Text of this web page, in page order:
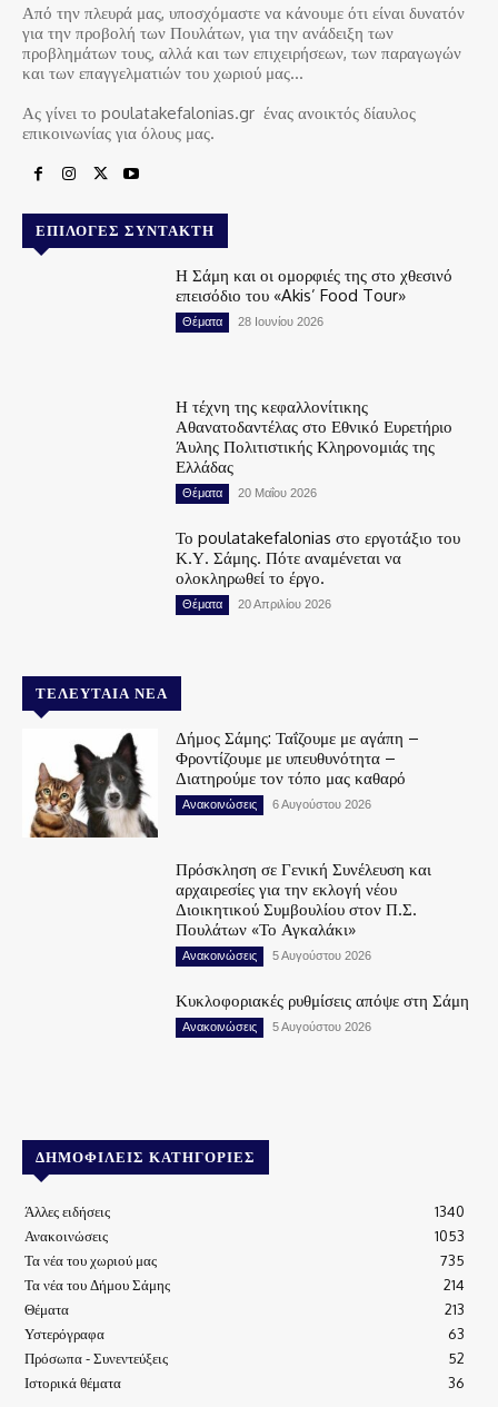
Από την πλευρά μας, υποσχόμαστε να κάνουμε ότι είναι δυνατόν
για την προβολή των Πουλάτων, για την ανάδειξη των
προβλημάτων τους, αλλά και των επιχειρήσεων, των παραγωγών
και των επαγγελματιών του χωριού μας…
Ας γίνει το poulatakefalonias.gr ένας ανοικτός δίαυλος
επικοινωνίας για όλους μας.
ΕΠΙΛΟΓΈΣ ΣΥΝΤΆΚΤΗ
Η Σάμη και οι ομορφιές της στο χθεσινό
επεισόδιο του «Akis’ Food Tour»
Θέματα 28 Ιουνίου 2026
Η τέχνη της κεφαλλονίτικης
Αθανατοδαντέλας στο Εθνικό Ευρετήριο
Άυλης Πολιτιστικής Κληρονομιάς της
Ελλάδας
Θέματα 20 Μαΐου 2026
Το poulatakefalonias στο εργοτάξιο του
Κ.Υ. Σάμης. Πότε αναμένεται να
ολοκληρωθεί το έργο.
Θέματα 20 Απριλίου 2026
ΤΕΛΕΥΤΑΊΑ ΝΈΑ
Δήμος Σάμης: Ταΐζουμε με αγάπη –
Φροντίζουμε με υπευθυνότητα –
Διατηρούμε τον τόπο μας καθαρό
Ανακοινώσεις 6 Αυγούστου 2026
Πρόσκληση σε Γενική Συνέλευση και
αρχαιρεσίες για την εκλογή νέου
Διοικητικού Συμβουλίου στον Π.Σ.
Πουλάτων «Το Αγκαλάκι»
Ανακοινώσεις 5 Αυγούστου 2026
Κυκλοφοριακές ρυθμίσεις απόψε στη Σάμη
Ανακοινώσεις 5 Αυγούστου 2026
ΔΗΜΟΦΙΛΕΊΣ ΚΑΤΗΓΟΡΊΕΣ
Άλλες ειδήσεις
1340
Ανακοινώσεις
1053
Τα νέα του χωριού μας
735
Τα νέα του Δήμου Σάμης
214
Θέματα
213
Υστερόγραφα
63
Πρόσωπα - Συνεντεύξεις
52
Ιστορικά θέματα
36